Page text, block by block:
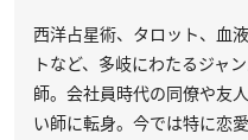
西洋占星術、タロット、血
トなど、多岐にわたるジャ
師。会社員時代の同僚や友
い師に転身。今では特に恋